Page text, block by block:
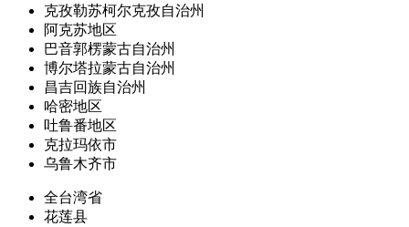
克孜勒苏柯尔克孜自治州
阿克苏地区
巴音郭楞蒙古自治州
博尔塔拉蒙古自治州
昌吉回族自治州
哈密地区
吐鲁番地区
克拉玛依市
乌鲁木齐市
全台湾省
花莲县